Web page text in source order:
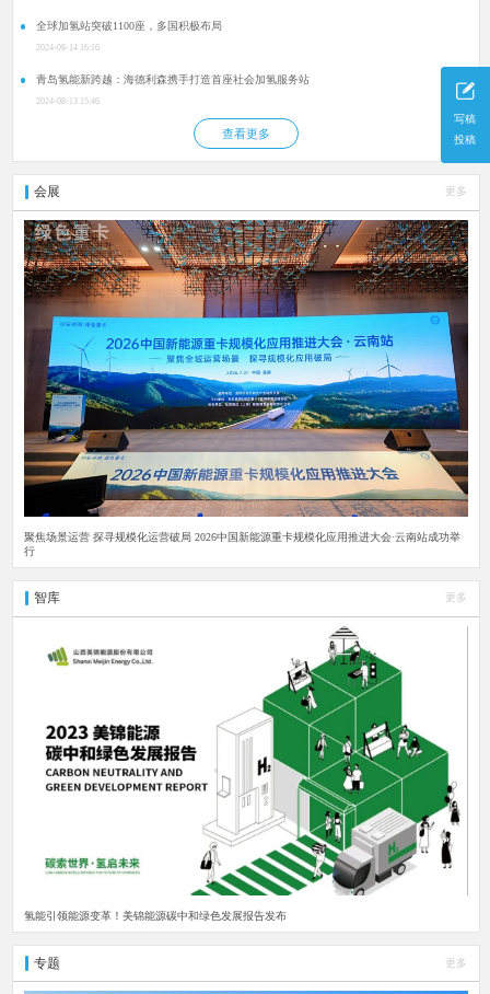
写稿
投稿
全球加氢站突破1100座，多国积极布局
2024-08-14 16:16
青岛氢能新跨越：海德利森携手打造首座社会加氢服务站
2024-08-13 15:46
查看更多
会展 更多
聚焦场景运营 探寻规模化运营破局 2026中国新能源重卡规模化应用推进大会·云南站成功举
行
智库 更多
氢能引领能源变革！美锦能源碳中和绿色发展报告发布
专题 更多